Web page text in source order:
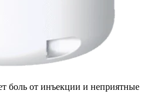
боль от инъекции и неприятные